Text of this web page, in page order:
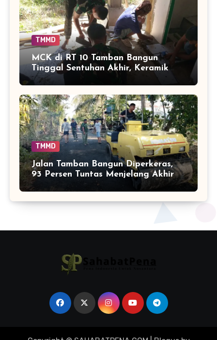
TMMD
MCK di RT 10 Tamban Bangun
Tinggal Sentuhan Akhir, Keramik
Capai 75 Persen
TMMD
Jalan Tamban Bangun Diperkeras,
93 Persen Tuntas Menjelang Akhir
TMMD